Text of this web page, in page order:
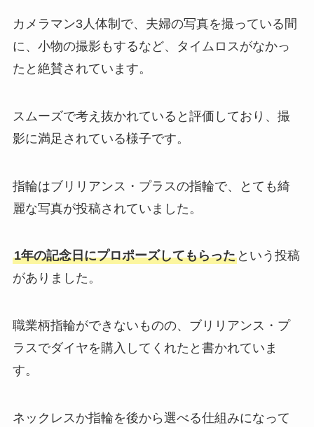
カメラマン3人体制で、夫婦の写真を撮っている間
に、小物の撮影もするなど、タイムロスがなかっ
たと絶賛されています。
スムーズで考え抜かれていると評価しており、撮
影に満足されている様子です。
指輪はブリリアンス・プラスの指輪で、とても綺
麗な写真が投稿されていました。
1年の記念日にプロポーズしてもらったという投稿
がありました。
職業柄指輪ができないものの、ブリリアンス・プ
ラスでダイヤを購入してくれたと書かれていま
す。
ネックレスか指輪を後から選べる仕組みになって